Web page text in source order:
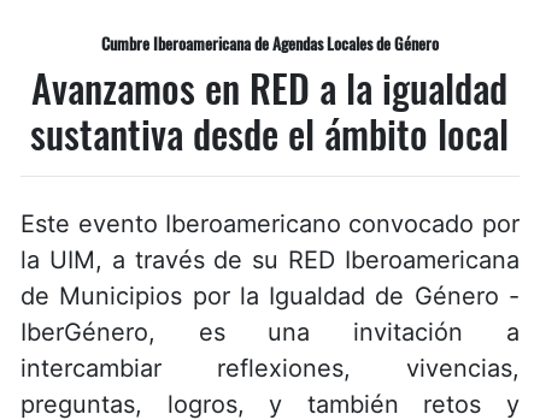
Cumbre Iberoamericana de Agendas Locales de Género
Avanzamos en RED a la igualdad
sustantiva desde el ámbito local
Este evento Iberoamericano convocado por
la UIM, a través de su RED Iberoamericana
de Municipios por la Igualdad de Género -
IberGénero, es una invitación a
intercambiar reflexiones, vivencias,
preguntas, logros, y también retos y